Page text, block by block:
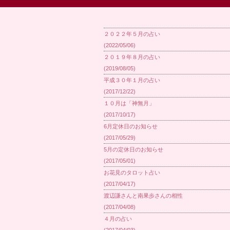
２０２２年５月の占い
(2022/05/06)
２０１９年８月の占い
(2019/08/05)
平成３０年１月の占い
(2017/12/22)
１０月は「神無月」
(2017/10/17)
6月定休日のお知らせ
(2017/05/29)
5月の定休日のお知らせ
(2017/05/01)
お花見のタロット占い
(2017/04/17)
渡辺謙さんと南果歩さんの相性
(2017/04/08)
４月の占い